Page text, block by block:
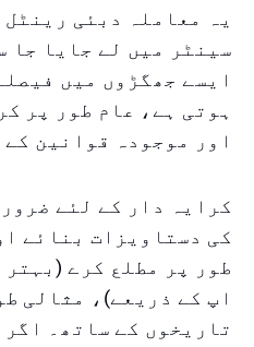
یہ معاملہ دبئی
سینٹر میں لے جایا جا
ایسے جھگڑوں میں
ہوتی ہے، عام طور پر
اور موجودہ قوانین کے
کرایہ دار کے لئے
کی دستاویزات بنائے
طور پر مطلع کرے
اپ کے ذریعے)، مثالی
تاریخوں کے ساتھ۔